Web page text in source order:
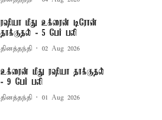
ரஷியா மீது உக்ரைன் டிரோன்
தாக்குதல் - 5 பேர் பலி
தினத்தந்தி 02 Aug 2026
உக்ரைன் மீது ரஷியா தாக்குதல்
- 9 பேர் பலி
தினத்தந்தி 01 Aug 2026